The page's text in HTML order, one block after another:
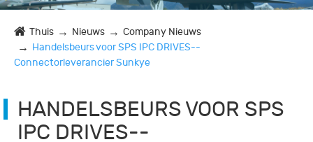
Thuis Nieuws
Company Nieuws
Handelsbeurs voor SPS IPC DRIVES--
Connectorleverancier Sunkye
HANDELSBEURS VOOR SPS
IPC DRIVES--